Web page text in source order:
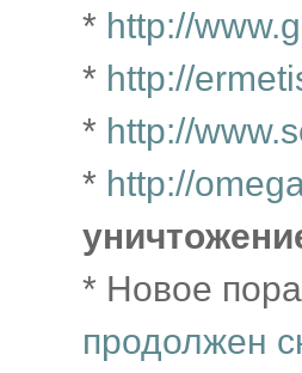
* http://
* http://
* http://
* http://
* Новое
продолжен